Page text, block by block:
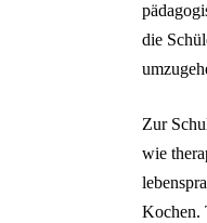
die
Zur
wie
Kochen.